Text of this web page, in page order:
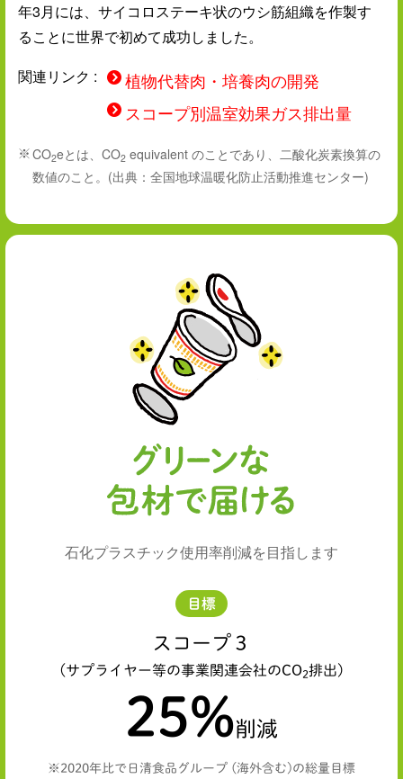
年3月には、サイコロステーキ状のウシ筋組織を作製す
ることに世界で初めて成功しました。
関連リンク :
植物代替肉・培養肉の開発
スコープ別温室効果ガス排出量
※ CO2eとは、CO2 equivalent のことであり、二酸化炭素換算の
数値のこと。(出典：全国地球温暖化防止活動推進センター)
石化プラスチック使用率削減を目指します
目標
スコープ３
(サプライヤー等の事業関連会社のCO2排出)
25%削減
※2020年比で日清食品グループ (海外含む)の総量目標